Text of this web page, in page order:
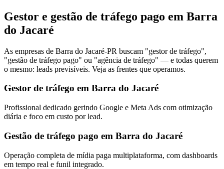
Gestor e gestão de tráfego pago em Barra
do Jacaré
As empresas de Barra do Jacaré-PR buscam "gestor de tráfego",
"gestão de tráfego pago" ou "agência de tráfego" — e todas querem
o mesmo: leads previsíveis. Veja as frentes que operamos.
Gestor de tráfego em Barra do Jacaré
Profissional dedicado gerindo Google e Meta Ads com otimização
diária e foco em custo por lead.
Gestão de tráfego pago em Barra do Jacaré
Operação completa de mídia paga multiplataforma, com dashboards
em tempo real e funil integrado.